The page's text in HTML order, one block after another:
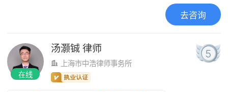
去咨询
在线
汤灏铖 律师
上海市中浩律师事务所
5